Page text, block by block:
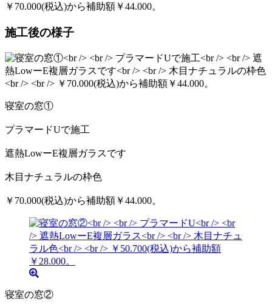
￥70.000(税込)から補助額￥44.000。
施工後の様子
寝室の窓①
プラマードUで施工
遮熱LowーE複層ガラスです
木目ナチュラルの枠色
￥70.000(税込)から補助額￥44.000。
寝室の窓②